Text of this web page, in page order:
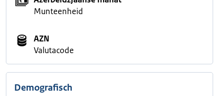
Munteenheid
AZN
Valutacode
Demografisch